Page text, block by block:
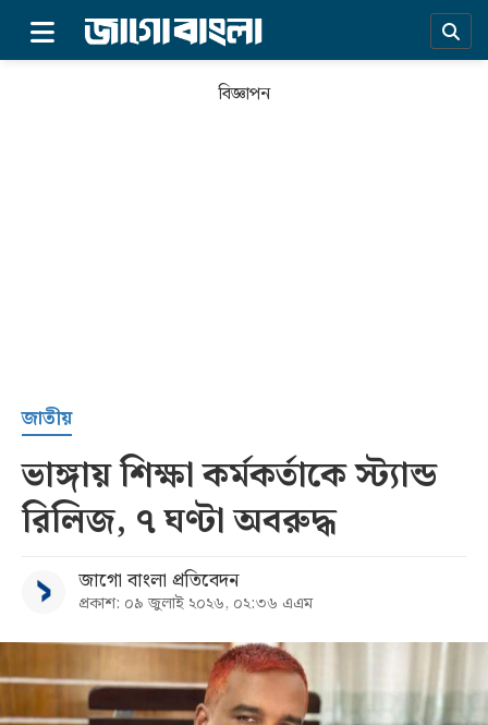
সর্বশেষ
বিভাগ
বিজ্ঞাপন
জাতীয়
ভাঙ্গায় শিক্ষা কর্মকর্তাকে স্ট্যান্ড
রিলিজ, ৭ ঘণ্টা অবরুদ্ধ
জাগো বাংলা প্রতিবেদন
প্রকাশ: ০৯ জুলাই ২০২৬, ০২:৩৬ এএম